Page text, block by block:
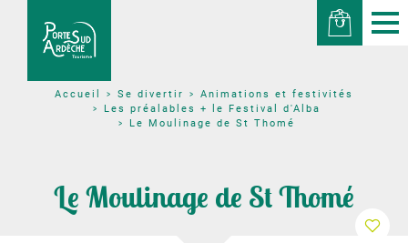
Accueil Se divertir
Animations et festivités
Les préalables + le Festival d'Alba
Le Moulinage de St Thomé
Le Moulinage de St Thomé